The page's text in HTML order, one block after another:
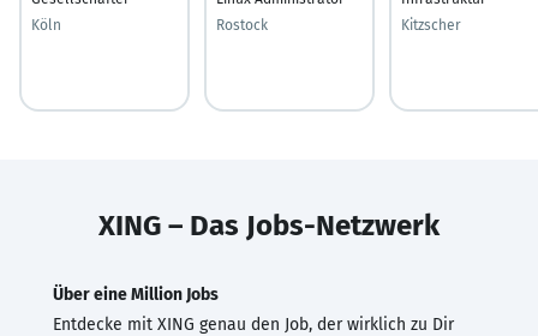
Köln
Rostock
Kitzscher
XING – Das Jobs-Netzwerk
Über eine Million Jobs
Entdecke mit XING genau den Job, der wirklich zu Dir